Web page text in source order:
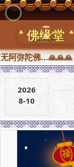
弥陀佛...🙏🙏🙏
2026
8-10
禄